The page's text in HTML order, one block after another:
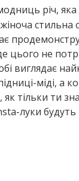
річ,
стильна
цього не
виглядає
міді, а
тільки ти
луки